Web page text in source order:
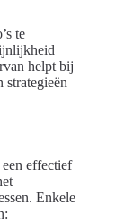
te
helpt bij
strategieën
effectief
Enkele